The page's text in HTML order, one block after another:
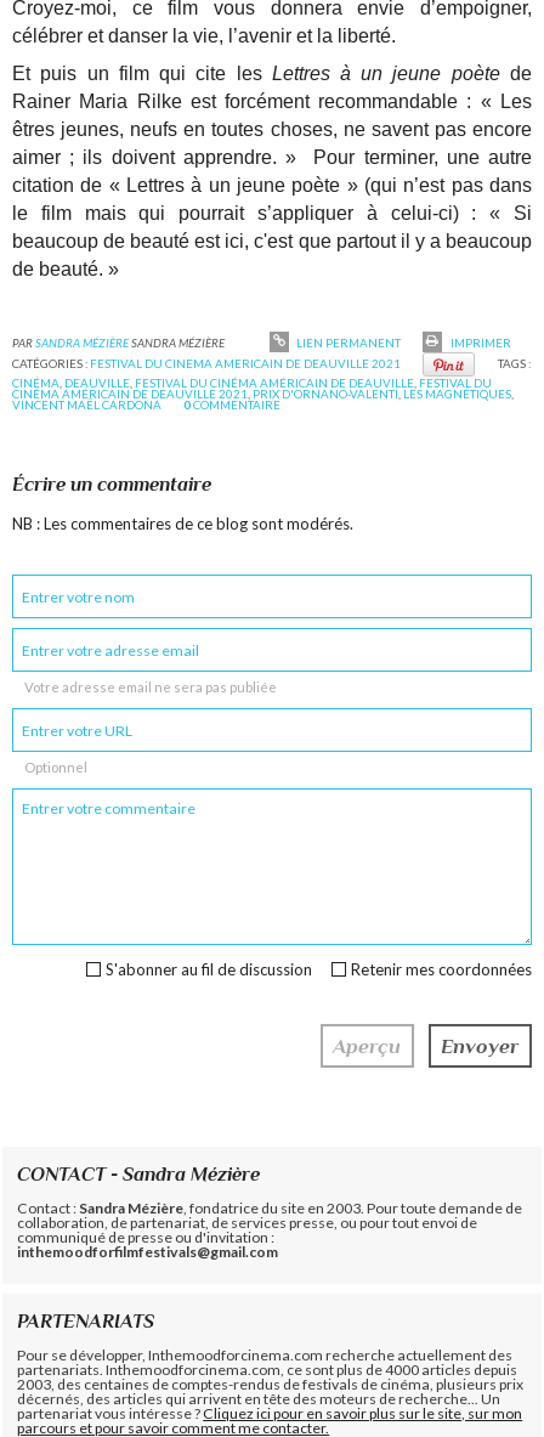
Croyez-moi, ce film vous donnera envie d’empoigner,
célébrer et danser la vie, l’avenir et la liberté.
Et puis un film qui cite lesLettres à un jeune poètede
Rainer Maria Rilke est forcément recommandable : « Les
êtres jeunes, neufs en toutes choses, ne savent pas encore
aimer ; ils doivent apprendre. » Pour terminer, une autre
citation de « Lettres à un jeune poète » (qui n’est pas dans
le film mais qui pourrait s’appliquer à celui-ci) : « Si
beaucoup de beauté est ici, c'est que partout il y a beaucoup
de beauté. »
PARSANDRA MÉZIÈRESANDRA MÉZIÈRE LIEN PERMANENT
IMPRIMER
CATÉGORIES : FESTIVAL DU CINEMA AMERICAIN DE DEAUVILLE 2021
TAGS :
CINÉMA DEAUVILLE FESTIVAL DU CINÉMA AMÉRICAIN DE DEAUVILLE FESTIVAL DU
CINÉMA AMÉRICAIN DE DEAUVILLE 2021 PRIX D'ORNANO-VALENTI LES MAGNÉTIQUES
VINCENT MAËL CARDONA 0COMMENTAIRE
Écrire un commentaire
NB : Les commentaires de ce blog sont modérés.
Votre adresse email ne sera pas publiée
Optionnel
Retenir mes coordonnées
S'abonner au fil de discussion
CONTACT - Sandra Mézière
Contact : Sandra Mézière , fondatrice du site en 2003. Pour toute demande de
collaboration, de partenariat, de services presse, ou pour tout envoi de
communiqué de presse ou d'invitation :
inthemoodforfilmfestivals@gmail.com
PARTENARIATS
Pour se développer, Inthemoodforcinema.com recherche actuellement des
partenariats. Inthemoodforcinema.com, ce sont plus de 4000 articles depuis
2003, des centaines de comptes-rendus de festivals de cinéma, plusieurs prix
décernés, des articles qui arrivent en tête des moteurs de recherche... Un
partenariat vous intéresse ?Cliquez ici pour en savoir plus sur le site, sur mon
parcours et pour savoir comment me contacter.